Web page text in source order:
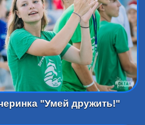
"Умей дружить!"